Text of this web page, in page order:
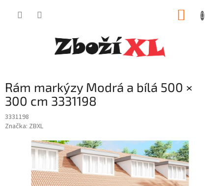
Rám markýzy Modrá a bílá 500 ×
300 cm 3331198
3331198
Značka: ZBXL